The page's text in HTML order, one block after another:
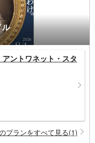
ル
アントワネット・スタ
プランをすべて見る(1)